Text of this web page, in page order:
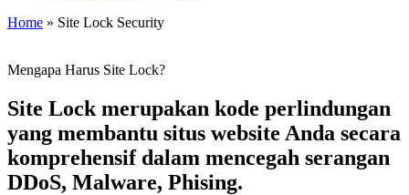
Home » Site Lock Security
Mengapa Harus Site Lock?
Site Lock merupakan kode perlindungan
yang membantu situs website Anda secara
komprehensif dalam mencegah serangan
DDoS, Malware, Phising.